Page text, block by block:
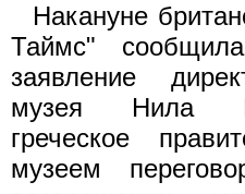
Накануне
Таймс"
заявление
музея Нила
греческое
музеем